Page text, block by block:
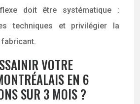
doit être systématique :
techniques et privilégier la
VOTRE
EN 6
SUR 3 MOIS ?